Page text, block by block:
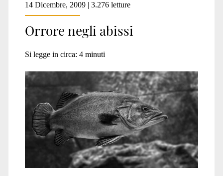
<span>THE
STATE
OF
WORLD
14 Dicembre, 2009 | 3.276 letture
Orrore negli abissi
Si legge in circa: 4 minuti